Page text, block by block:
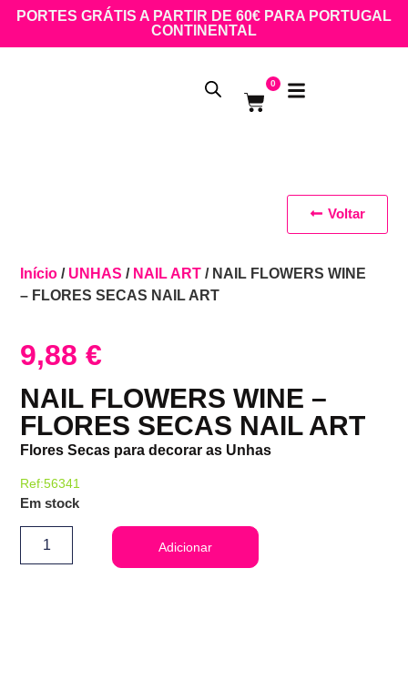
PORTES GRÁTIS A PARTIR DE 60€ PARA PORTUGAL
CONTINENTAL
0
Início / UNHAS / NAIL ART / NAIL FLOWERS WINE
– FLORES SECAS NAIL ART
9,88€
NAIL FLOWERS WINE –
FLORES SECAS NAIL ART
Flores Secas para decorar as Unhas
Ref:56341
Em stock
Adicionar
Voltar